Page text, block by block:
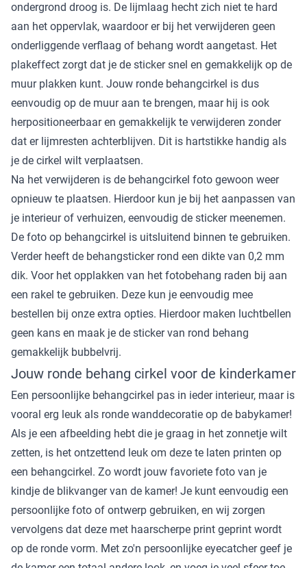
ondergrond droog is. De lijmlaag hecht zich niet te hard
aan het oppervlak, waardoor er bij het verwijderen geen
onderliggende verflaag of behang wordt aangetast. Het
plakeffect zorgt dat je de sticker snel en gemakkelijk op de
muur plakken kunt. Jouw ronde behangcirkel is dus
eenvoudig op de muur aan te brengen, maar hij is ook
herpositioneerbaar en gemakkelijk te verwijderen zonder
dat er lijmresten achterblijven. Dit is hartstikke handig als
je de cirkel wilt verplaatsen.
Na het verwijderen is de behangcirkel foto gewoon weer
opnieuw te plaatsen. Hierdoor kun je bij het aanpassen van
je interieur of verhuizen, eenvoudig de sticker meenemen.
De foto op behangcirkel is uitsluitend binnen te gebruiken.
Verder heeft de behangsticker rond een dikte van 0,2 mm
dik. Voor het opplakken van het fotobehang raden bij aan
een rakel te gebruiken. Deze kun je eenvoudig mee
bestellen bij onze extra opties. Hierdoor maken luchtbellen
geen kans en maak je de sticker van rond behang
gemakkelijk bubbelvrij.
Jouw ronde behang cirkel voor de kinderkamer
Een persoonlijke behangcirkel pas in ieder interieur, maar is
vooral erg leuk als ronde wanddecoratie op de babykamer!
Als je een afbeelding hebt die je graag in het zonnetje wilt
zetten, is het ontzettend leuk om deze te laten printen op
een behangcirkel. Zo wordt jouw favoriete foto van je
kindje de blikvanger van de kamer! Je kunt eenvoudig een
persoonlijke foto of ontwerp gebruiken, en wij zorgen
vervolgens dat deze met haarscherpe print geprint wordt
op de ronde vorm. Met zo'n persoonlijke eyecatcher geef je